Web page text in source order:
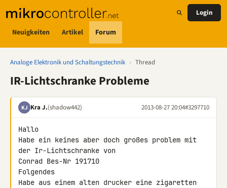
Neuigkeiten Artikel Forum
Login
Analoge Elektronik und Schaltungstechnik › Thread
IR-Lichtschranke Probleme
KJ Kra J.(shadow442) 2013-08-27 20:04#3297710
Hallo
Habe ein keines aber doch großes problem mit
der Ir-Lichtschranke von
Conrad Bes-Nr 191710
Folgendes
Habe aus einem alten drucker eine zigaretten